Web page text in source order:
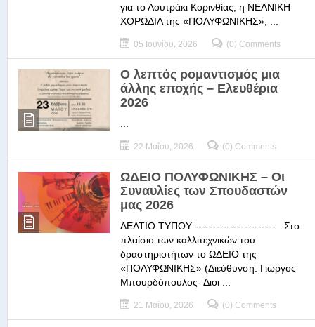
για το Λουτράκι Κορινθίας, η ΝΕΑΝΙΚΗ
ΧΟΡΩΔΙΑ της «ΠΟΛΥΦΩΝΙΚΗΣ», ...
05 Ιουνίου, 2026 (0) Comments
Ο λεπτός ρομαντισμός μια
άλλης εποχής – Ελευθέρια
2026
22 Μαΐου, 2026 (0) Comments
ΩΔΕΙΟ ΠΟΛΥΦΩΝΙΚΗΣ – Οι
Συναυλίες των Σπουδαστών
μας 2026
ΔΕΛΤΙΟ ΤΥΠΟΥ ----------------------- Στο
πλαίσιο των καλλιτεχνικών του
δραστηριοτήτων το ΩΔΕΙΟ της
«ΠΟΛΥΦΩΝΙΚΗΣ» (Διεύθυνση: Γιώργος
Μπουρδόπουλος- Διοι ...
21 Μαΐου, 2026 (0) Comments